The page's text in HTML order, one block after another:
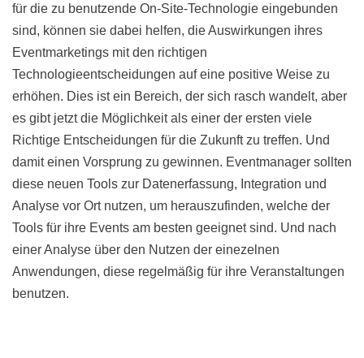
für die zu benutzende On-Site-Technologie eingebunden
sind, können sie dabei helfen, die Auswirkungen ihres
Eventmarketings mit den richtigen
Technologieentscheidungen auf eine positive Weise zu
erhöhen. Dies ist ein Bereich, der sich rasch wandelt, aber
es gibt jetzt die Möglichkeit als einer der ersten viele
Richtige Entscheidungen für die Zukunft zu treffen. Und
damit einen Vorsprung zu gewinnen. Eventmanager sollten
diese neuen Tools zur Datenerfassung, Integration und
Analyse vor Ort nutzen, um herauszufinden, welche der
Tools für ihre Events am besten geeignet sind. Und nach
einer Analyse über den Nutzen der einezelnen
Anwendungen, diese regelmäßig für ihre Veranstaltungen
benutzen.